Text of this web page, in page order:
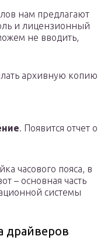
нам предлагают
и лицензионный
не вводить,
архивную копию
. Появится отчет о
часового пояса, в
– основная часть
системы
драйверов